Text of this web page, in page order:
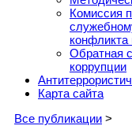
Комиссия
конфликта
Обратная
коррупции
Карта сайта
Все публикации >